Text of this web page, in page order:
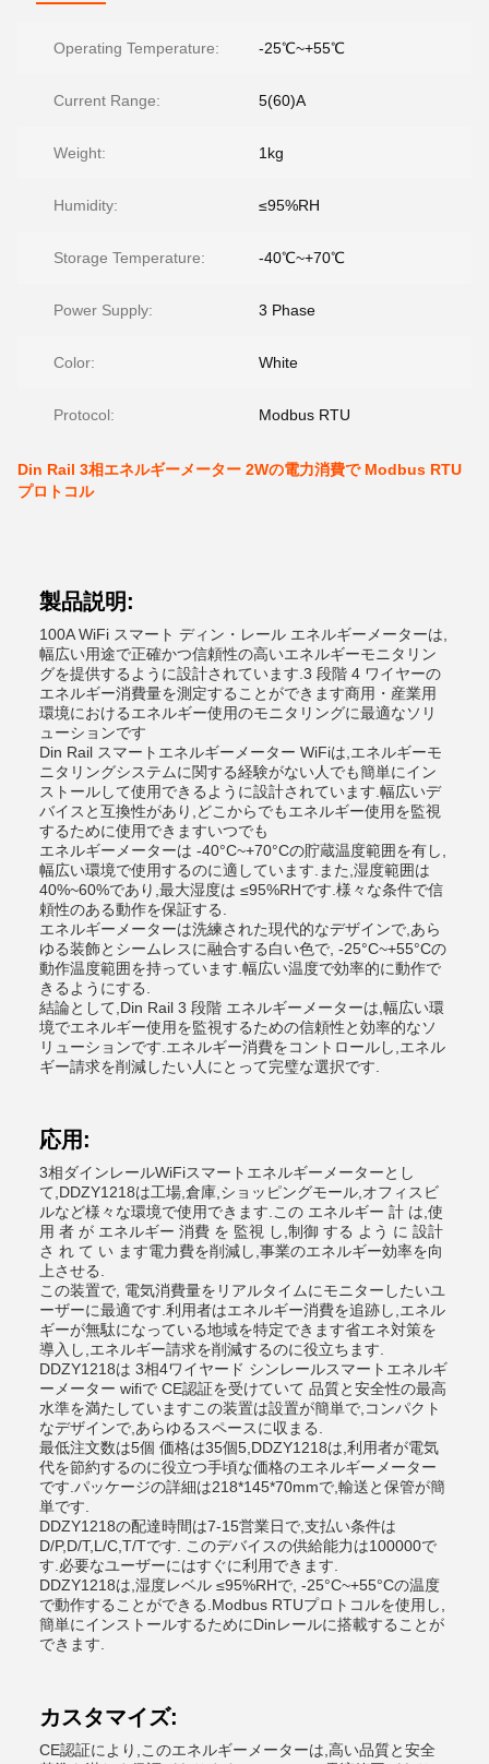
Operating Temperature: -25℃~+55℃
Current Range: 5(60)A
Weight: 1kg
Humidity: ≤95%RH
Storage Temperature: -40℃~+70℃
Power Supply: 3 Phase
Color: White
Protocol: Modbus RTU
Din Rail 3相エネルギーメーター 2Wの電力消費で Modbus RTU
プロトコル
製品説明:
100A WiFi スマート ディン・レール エネルギーメーターは,
幅広い用途で正確かつ信頼性の高いエネルギーモニタリン
グを提供するように設計されています.3 段階 4 ワイヤーの
エネルギー消費量を測定することができます商用・産業用
環境におけるエネルギー使用のモニタリングに最適なソリ
ューションです
Din Rail スマートエネルギーメーター WiFiは,エネルギーモ
ニタリングシステムに関する経験がない人でも簡単にイン
ストールして使用できるように設計されています.幅広いデ
バイスと互換性があり,どこからでもエネルギー使用を監視
するために使用できますいつでも
エネルギーメーターは -40°C~+70°Cの貯蔵温度範囲を有し,
幅広い環境で使用するのに適しています.また,湿度範囲は
40%~60%であり,最大湿度は ≤95%RHです.様々な条件で信
頼性のある動作を保証する.
エネルギーメーターは洗練された現代的なデザインで,あら
ゆる装飾とシームレスに融合する白い色で, -25°C~+55°Cの
動作温度範囲を持っています.幅広い温度で効率的に動作で
きるようにする.
結論として,Din Rail 3 段階 エネルギーメーターは,幅広い環
境でエネルギー使用を監視するための信頼性と効率的なソ
リューションです.エネルギー消費をコントロールし,エネル
ギー請求を削減したい人にとって完璧な選択です.
応用:
3相ダインレールWiFiスマートエネルギーメーターとし
て,DDZY1218は工場,倉庫,ショッピングモール,オフィスビ
ルなど様々な環境で使用できます.この エネルギー 計 は,使
用 者 が エネルギー 消費 を 監視 し,制御 する よう に 設計
さ れ て い ます電力費を削減し,事業のエネルギー効率を向
上させる.
この装置で, 電気消費量をリアルタイムにモニターしたいユ
ーザーに最適です.利用者はエネルギー消費を追跡し,エネル
ギーが無駄になっている地域を特定できます省エネ対策を
導入し,エネルギー請求を削減するのに役立ちます.
DDZY1218は 3相4ワイヤード シンレールスマートエネルギ
ーメーター wifiで CE認証を受けていて 品質と安全性の最高
水準を満たしていますこの装置は設置が簡単で,コンパクト
なデザインで,あらゆるスペースに収まる.
最低注文数は5個 価格は35個5,DDZY1218は,利用者が電気
代を節約するのに役立つ手頃な価格のエネルギーメーター
です.パッケージの詳細は218*145*70mmで,輸送と保管が簡
単です.
DDZY1218の配達時間は7-15営業日で,支払い条件は
D/P,D/T,L/C,T/Tです. このデバイスの供給能力は100000で
す.必要なユーザーにはすぐに利用できます.
DDZY1218は,湿度レベル ≤95%RHで, -25°C~+55°Cの温度
で動作することができる.Modbus RTUプロトコルを使用し,
簡単にインストールするためにDinレールに搭載することが
できます.
カスタマイズ:
CE認証により,このエネルギーメーターは,高い品質と安全